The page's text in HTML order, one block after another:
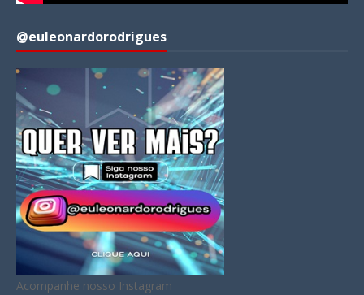
@euleonardorodrigues
Acompanhe nosso Instagram